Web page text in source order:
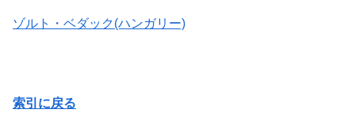
ゾルト・ベダック(ハンガリー)
索引に戻る